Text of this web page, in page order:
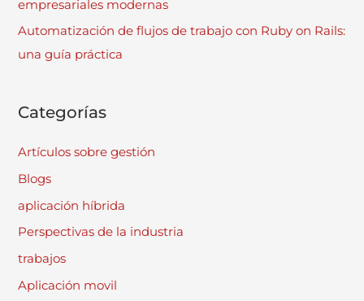
empresariales modernas
Automatización de flujos de trabajo con Ruby on Rails:
una guía práctica
Categorías
Artículos sobre gestión
Blogs
aplicación híbrida
Perspectivas de la industria
trabajos
Aplicación movil